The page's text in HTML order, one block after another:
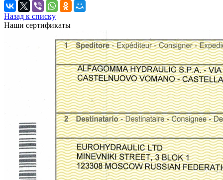
Назад к списку
Наши сертификаты